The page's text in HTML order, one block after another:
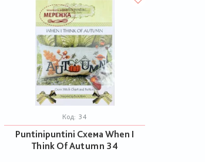
Код: 34
Puntinipuntini Схема When I
Think Of Autumn 34